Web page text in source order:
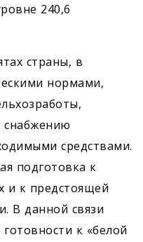
240,6
страны, в
нормами,
средствами.
подготовка к
и к предстоящей
В данной связи
к «белой